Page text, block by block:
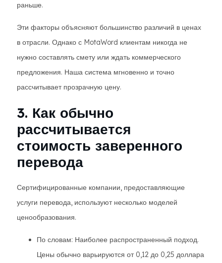
раньше.
Эти факторы объясняют большинство различий в ценах
в отрасли. Однако с MotaWord клиентам никогда не
нужно составлять смету или ждать коммерческого
предложения. Наша система мгновенно и точно
рассчитывает прозрачную цену.
3. Как обычно
рассчитывается
стоимость заверенного
перевода
Сертифицированные компании, предоставляющие
услуги перевода, используют несколько моделей
ценообразования.
По словам: Наиболее распространенный подход.
Цены обычно варьируются от 0,12 до 0,25 доллара